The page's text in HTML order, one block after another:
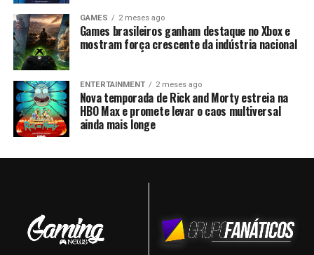
GAMES 2 meses ago
Games brasileiros ganham destaque no Xbox e
mostram força crescente da indústria nacional
ENTERTAINMENT 2 meses ago
Nova temporada de Rick and Morty estreia na
HBO Max e promete levar o caos multiversal
ainda mais longe